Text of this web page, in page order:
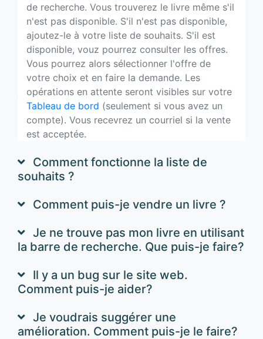
de recherche. Vous trouverez le livre même s'il
n'est pas disponible. S'il n'est pas disponible,
ajoutez-le à votre liste de souhaits. S'il est
disponible, vouz pourrez consulter les offres.
Vous pourrez alors sélectionner l'offre de
votre choix et en faire la demande. Les
opérations en attente seront visibles sur votre
Tableau de bord (seulement si vous avez un
compte). Vous recevrez un courriel si la vente
est acceptée.
Comment fonctionne la liste de
souhaits ?
Comment puis-je vendre un livre ?
Je ne trouve pas mon livre en utilisant
la barre de recherche. Que puis-je faire?
Il y a un bug sur le site web.
Comment puis-je aider?
Je voudrais suggérer une
amélioration. Comment puis-je le faire?